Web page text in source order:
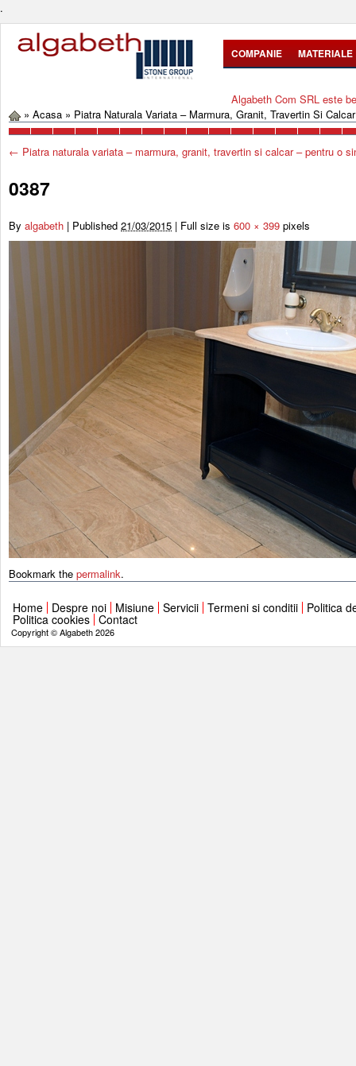
.
COMPANIE MATERIALE
Algabeth Com SRL este
» Acasa » Piatra Naturala Variata – Marmura, Granit, Travertin Si
← Piatra naturala variata – marmura, granit, travertin si calcar – pentru o
0387
By algabeth | Published 21/03/2015 | Full size is 600 × 399 pixels
Bookmark the permalink.
Home Despre noi Misiune Servicii Termeni si conditii Politica
Politica cookies Contact
Copyright © Algabeth 2026